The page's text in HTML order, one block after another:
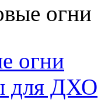
огни
огни
для ДХО